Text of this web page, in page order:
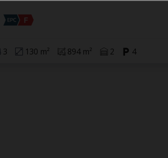
3 130 m² 894 m² 2 4